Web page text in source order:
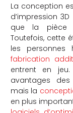
La conception
d’impression
que la pièce
Toutefois, cette
les
fabrication
entrent en
avantages
mais la
en plus